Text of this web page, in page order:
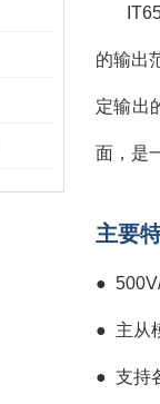
的输出
定输出
面，是
主要
●
● 主从
● 支持